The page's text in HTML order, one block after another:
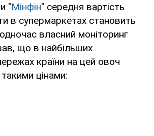
"Мінфін" середня вартість
в супермаркетах становить
власний моніторинг
що в найбільших
країни на цей овоч
цінами: